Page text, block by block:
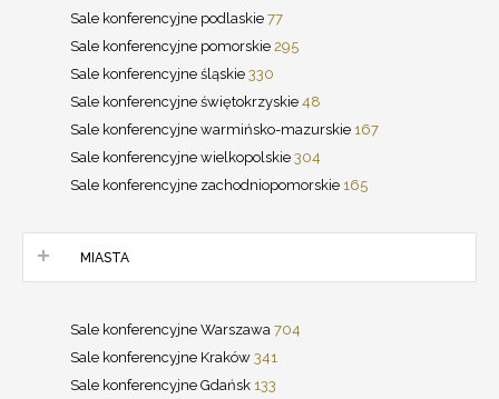
Sale konferencyjne podlaskie 77
Sale konferencyjne pomorskie 295
Sale konferencyjne śląskie 330
Sale konferencyjne świętokrzyskie 48
Sale konferencyjne warmińsko-mazurskie 167
Sale konferencyjne wielkopolskie 304
Sale konferencyjne zachodniopomorskie 165
MIASTA
Sale konferencyjne Warszawa 704
Sale konferencyjne Kraków 341
Sale konferencyjne Gdańsk 133